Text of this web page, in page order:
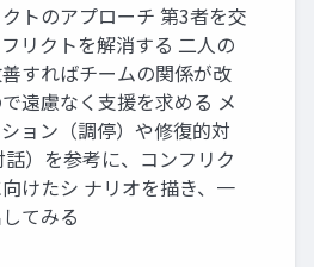
トのアプローチ 第3者を交
リクトを解消する 二人の
すればチームの関係が改
遠慮なく支援を求める メ
ョン（調停）や修復的対
話）を参考に、コンフリク
向けたシ ナリオを描き、一
てみる